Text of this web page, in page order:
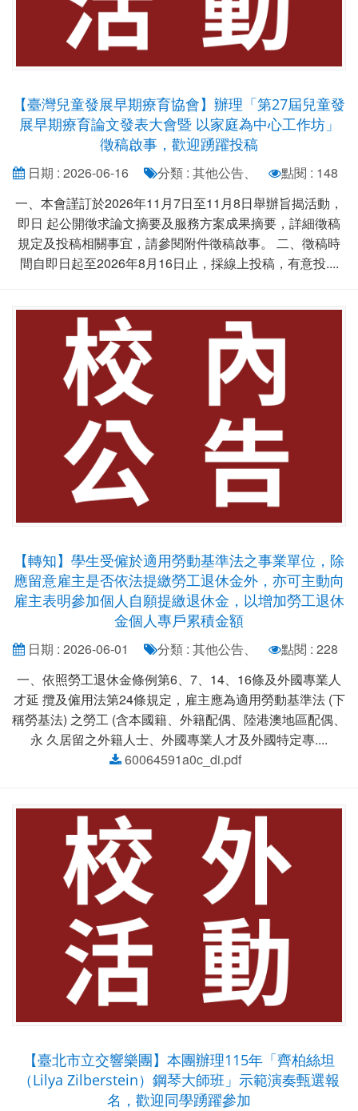
【臺灣兒童發展早期療育協會】辦理「第27屆兒童發
展早期療育論文發表大會暨 以家庭為中心工作坊」
徵稿啟事，歡迎踴躍投稿
日期 : 2026-06-16 分類 : 其他公告、
點閱 : 148
一、本會謹訂於2026年11月7日至11月8日舉辦旨揭活動，
即日 起公開徵求論文摘要及服務方案成果摘要，詳細徵稿
規定及投稿相關事宜，請參閱附件徵稿啟事。 二、徵稿時
間自即日起至2026年8月16日止，採線上投稿，有意投....
【轉知】學生受僱於適用勞動基準法之事業單位，除
應留意雇主是否依法提繳勞工退休金外，亦可主動向
雇主表明參加個人自願提繳退休金，以增加勞工退休
金個人專戶累積金額
日期 : 2026-06-01 分類 : 其他公告、
點閱 : 228
一、依照勞工退休金條例第6、7、14、16條及外國專業人
才延 攬及僱用法第24條規定，雇主應為適用勞動基準法 (下
稱勞基法) 之勞工 (含本國籍、外籍配偶、陸港澳地區配偶、
永 久居留之外籍人士、外國專業人才及外國特定專....
60064591a0c_di.pdf
【臺北市立交響樂團】本團辦理115年「齊柏絲坦
（Lilya Zilberstein）鋼琴大師班」示範演奏甄選報
名，歡迎同學踴躍參加